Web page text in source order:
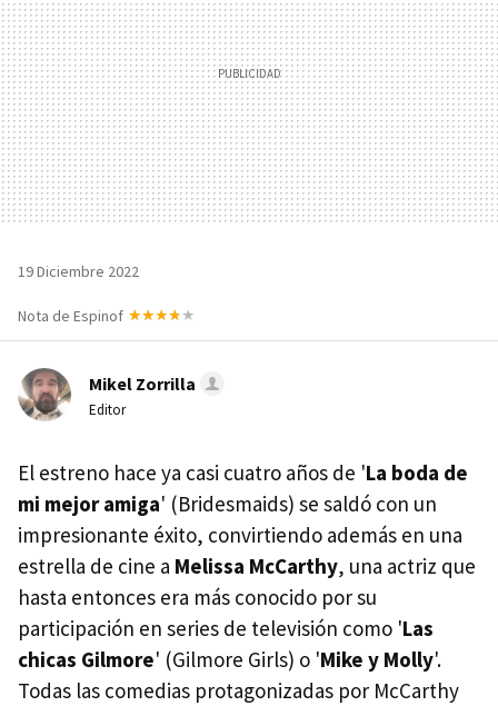
19 Diciembre 2022
Nota de Espinof
Mikel Zorrilla
Editor
El estreno hace ya casi cuatro años de 'La boda de
mi mejor amiga' (Bridesmaids) se saldó con un
impresionante éxito, convirtiendo además en una
estrella de cine a Melissa McCarthy, una actriz que
hasta entonces era más conocido por su
participación en series de televisión como 'Las
chicas Gilmore' (Gilmore Girls) o 'Mike y Molly'.
Todas las comedias protagonizadas por McCarthy